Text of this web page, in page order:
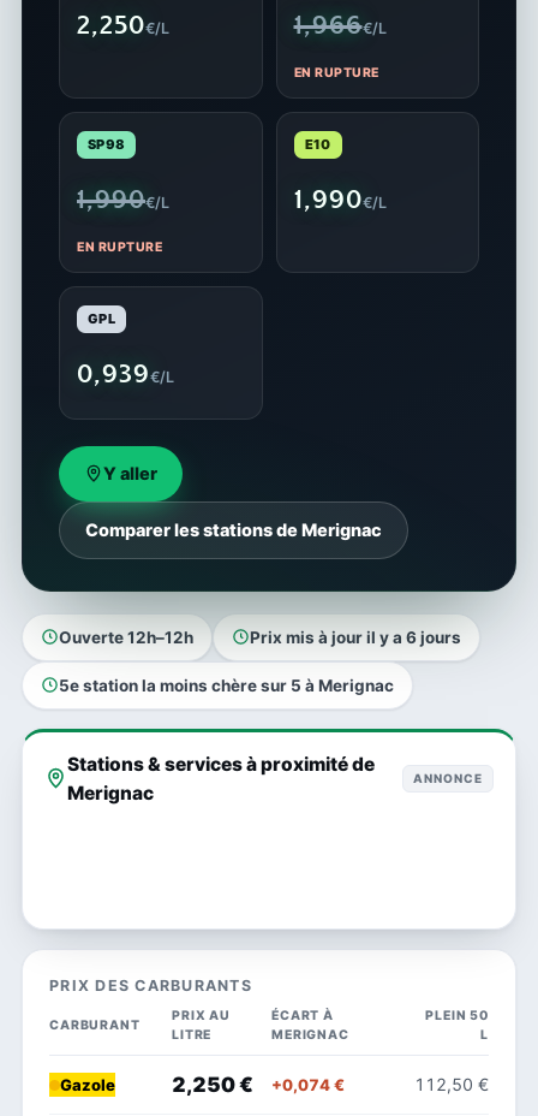
2,250€/L 1,966€/L
EN RUPTURE
SP98
1,990€/L
EN RUPTURE
E10
1,990€/L
GPL
0,939€/L
Y aller
Comparer les stations de Merignac
Ouverte 12h–12h Prix mis à jour il y a 6 jours
5e station la moins chère sur 5 à Merignac
Stations & services à proximité de
Merignac
ANNONCE
PRIX DES CARBURANTS
CARBURANT
PRIX AU
LITRE
ÉCART À
MERIGNAC
PLEIN 50
L
Gazole 2,250 € +0,074 € 112,50 €